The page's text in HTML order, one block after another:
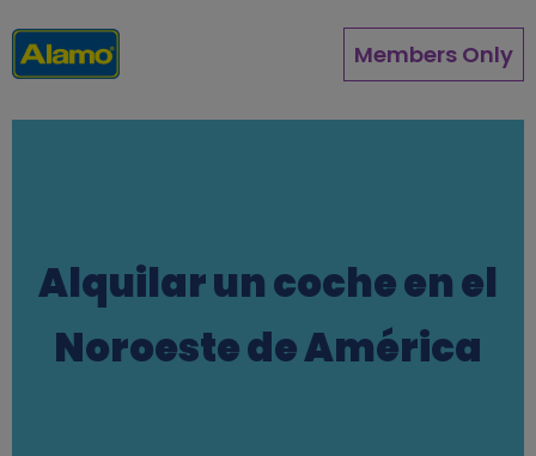
al
contenido
Members Only
Alquilar un coche en el
Noroeste de América